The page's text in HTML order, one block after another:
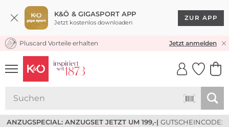
K&Ö & GIGASPORT APP
Jetzt kostenlos downloaden
ZUR APP
KOSTENLOSER VERSAND* & RÜCKVERSAND
Pluscard Vorteile erhalten Jetzt anmelden
UNSERE APP
CLICK &
ANZUGSPECIAL: ANZUGSET JETZT UM 199,-| GUTSCHEINCODE: